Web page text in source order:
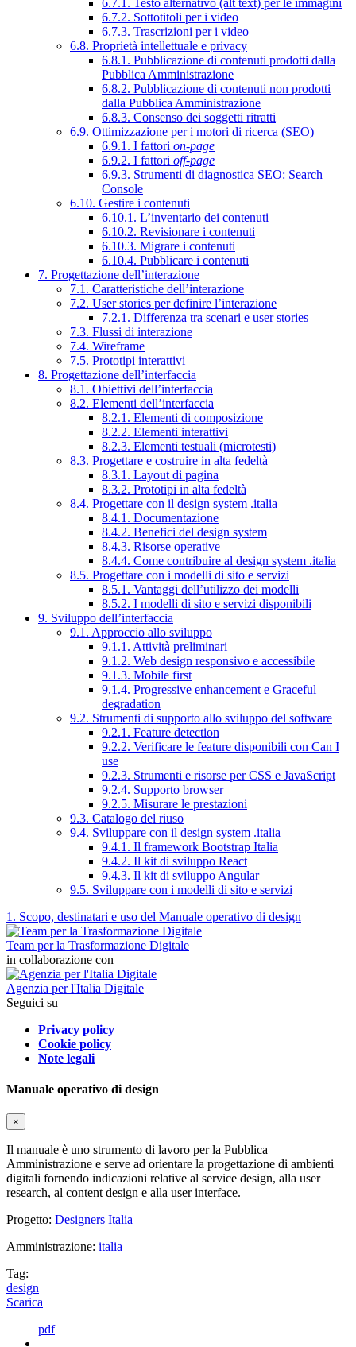
6.7.2. Sottotitoli per i video
6.7.3. Trascrizioni per i video
6.8. Proprietà intellettuale e privacy
6.8.1. Pubblicazione di contenuti prodotti dalla
Pubblica Amministrazione
6.8.2. Pubblicazione di contenuti non prodotti
dalla Pubblica Amministrazione
6.8.3. Consenso dei soggetti ritratti
6.9. Ottimizzazione per i motori di ricerca (SEO)
6.9.1. I fattori on-page
6.9.2. I fattori off-page
6.9.3. Strumenti di diagnostica SEO: Search
Console
6.10. Gestire i contenuti
6.10.1. L’inventario dei contenuti
6.10.2. Revisionare i contenuti
6.10.3. Migrare i contenuti
6.10.4. Pubblicare i contenuti
7. Progettazione dell’interazione
7.1. Caratteristiche dell’interazione
7.2. User stories per definire l’interazione
7.2.1. Differenza tra scenari e user stories
7.3. Flussi di interazione
7.4. Wireframe
7.5. Prototipi interattivi
8. Progettazione dell’interfaccia
8.1. Obiettivi dell’interfaccia
8.2. Elementi dell’interfaccia
8.2.1. Elementi di composizione
8.2.2. Elementi interattivi
8.2.3. Elementi testuali (microtesti)
8.3. Progettare e costruire in alta fedeltà
8.3.1. Layout di pagina
8.3.2. Prototipi in alta fedeltà
8.4. Progettare con il design system .italia
8.4.1. Documentazione
8.4.2. Benefici del design system
8.4.3. Risorse operative
8.4.4. Come contribuire al design system .italia
8.5. Progettare con i modelli di sito e servizi
8.5.1. Vantaggi dell’utilizzo dei modelli
8.5.2. I modelli di sito e servizi disponibili
9. Sviluppo dell’interfaccia
9.1. Approccio allo sviluppo
9.1.1. Attività preliminari
9.1.2. Web design responsivo e accessibile
9.1.3. Mobile first
9.1.4. Progressive enhancement e Graceful
degradation
9.2. Strumenti di supporto allo sviluppo del software
9.2.1. Feature detection
9.2.2. Verificare le feature disponibili con Can I
use
9.2.3. Strumenti e risorse per CSS e JavaScript
9.2.4. Supporto browser
9.2.5. Misurare le prestazioni
9.3. Catalogo del riuso
9.4. Sviluppare con il design system .italia
9.4.1. Il framework Bootstrap Italia
9.4.2. Il kit di sviluppo React
9.4.3. Il kit di sviluppo Angular
9.5. Sviluppare con i modelli di sito e servizi
1. Scopo, destinatari e uso del Manuale operativo di design
Team per la Trasformazione Digitale
in collaborazione con
Agenzia per l'Italia Digitale
Seguici su
Privacy policy
Cookie policy
Note legali
Manuale operativo di design
×
Il manuale è uno strumento di lavoro per la Pubblica
Amministrazione e serve ad orientare la progettazione di ambienti
digitali fornendo indicazioni relative al service design, alla user
research, al content design e alla user interface.
Progetto: Designers Italia
Amministrazione: italia
Tag:
design
Scarica
pdf